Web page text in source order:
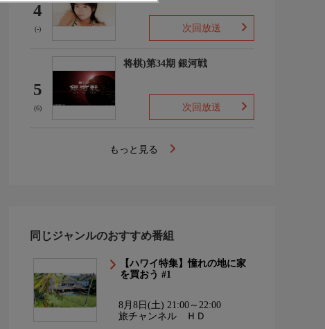
4
(-) 次回放送
5
(6)
将棋)第34期 銀河戦
次回放送
もっと見る
同じジャンルのおすすめ番組
【ハワイ特集】憧れの地に家
を買おう #1
8月8日(土) 21:00～22:00
旅チャンネル ＨＤ